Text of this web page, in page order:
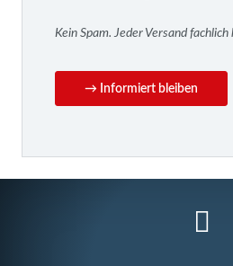
Kein Spam. Jeder Versand
→ Informiert bleiben